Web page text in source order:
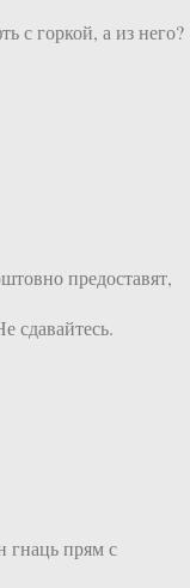
с горкой, а из него?
предоставят,
сдавайтесь.
гнаць прям с